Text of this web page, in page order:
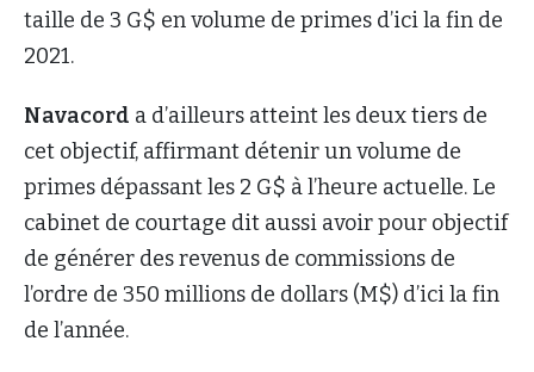
taille de 3 G$ en volume de primes d’ici la fin de
2021.
Navacord a d’ailleurs atteint les deux tiers de
cet objectif, affirmant détenir un volume de
primes dépassant les 2 G$ à l’heure actuelle. Le
cabinet de courtage dit aussi avoir pour objectif
de générer des revenus de commissions de
l’ordre de 350 millions de dollars (M$) d’ici la fin
de l’année.